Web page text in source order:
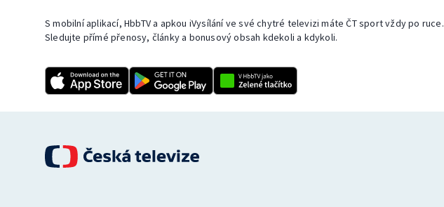
S mobilní aplikací, HbbTV a apkou iVysílání ve své chytré televizi máte ČT sport vždy po ruce.
Sledujte přímé přenosy, články a bonusový obsah kdekoli a kdykoli.